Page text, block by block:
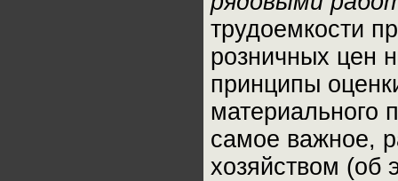
трудоемкости
розничных цен
принципы
материального
самое важное,
хозяйством (об